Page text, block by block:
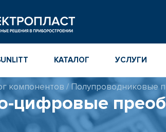
МНОГОСЛОЙНЫЕ
КЕРАМИЧЕСКИЕ ЧИП-
КОНДЕНСАТОРЫ
ПОВЕРХНОСТНОГО
КАТАЛОГ
КАТАЛОГ
КОМПОНЕНТОВ
КАТАЛОГ ПРИБОРОВ
УСЛУГИ
компонентов / Полупроводниковые
цифровые